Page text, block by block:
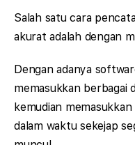
Salah satu cara
akurat adalah dengan
Dengan adanya
memasukkan berbagai
kemudian
dalam waktu sekejap